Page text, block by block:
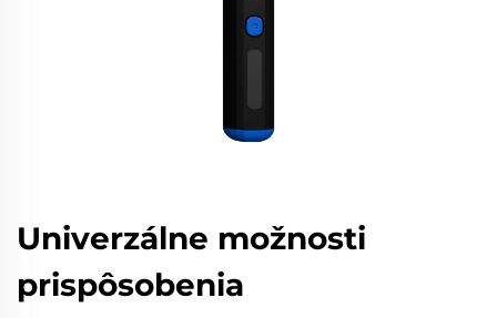
Univerzálne možnosti
prispôsobenia